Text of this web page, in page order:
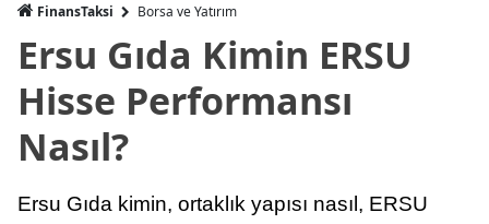
FinansTaksi Borsa ve Yatırım
Ersu Gıda Kimin ERSU
Hisse Performansı
Nasıl?
Ersu Gıda kimin, ortaklık yapısı nasıl, ERSU